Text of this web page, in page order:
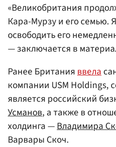
«Великобритания
Кара-Мурзу и его семью.
освободить его
— заключается в
Ранее Британияввела
компании USM Holdings,
является российский
Усманов, а также в
холдинга —Владимира
Варвары Скоч.